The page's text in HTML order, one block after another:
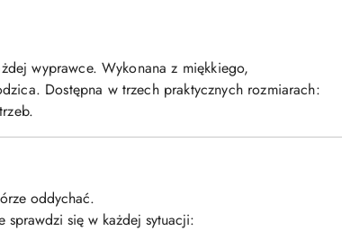
wyprawce. Wykonana z miękkiego,
Dostępna w trzech praktycznych rozmiarach:
oddychać.
sprawdzi się w każdej sytuacji: